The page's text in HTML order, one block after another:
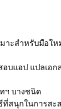
าะสำหรับมือให
บแอป แปลเอก
ฯ บางชนิด
ที่สนุกในการสะ